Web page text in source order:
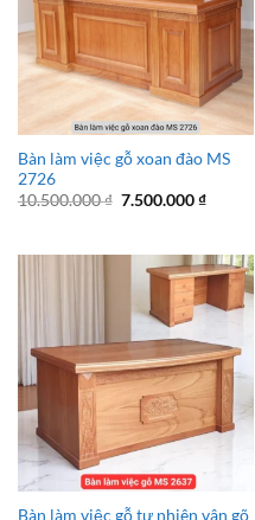
Bàn làm việc gỗ xoan đào MS
2726
10.500.000₫ Giá
7.500.000₫Giá
Bàn làm việc gỗ tự nhiên vân gõ